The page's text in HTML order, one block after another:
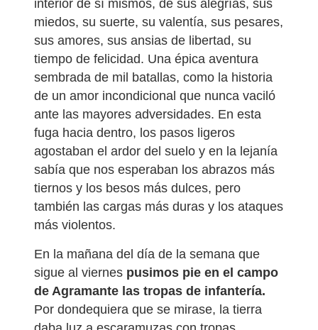
interior de sí mismos, de sus alegrías, sus
miedos, su suerte, su valentía, sus pesares,
sus amores, sus ansias de libertad, su
tiempo de felicidad. Una épica aventura
sembrada de mil batallas, como la historia
de un amor incondicional que nunca vaciló
ante las mayores adversidades. En esta
fuga hacia dentro, los pasos ligeros
agostaban el ardor del suelo y en la lejanía
sabía que nos esperaban los abrazos más
tiernos y los besos más dulces, pero
también las cargas más duras y los ataques
más violentos.
En la mañana del día de la semana que
sigue al viernes pusimos pie en el campo
de Agramante las tropas de infantería.
Por dondequiera que se mirase, la tierra